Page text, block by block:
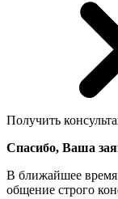
Получить
Спасибо, Ваша
В ближайшее
общение строго